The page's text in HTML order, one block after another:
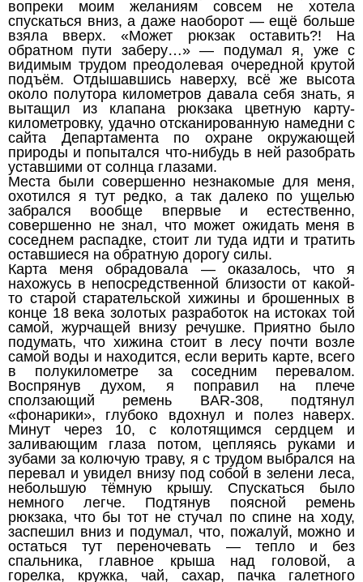
вопреки моим желаниям совсем не хотела
спускаться вниз, а даже наоборот — ещё больше
взяла вверх. «Может рюкзак оставить?! На
обратном пути заберу…» — подумал я, уже с
видимым трудом преодолевая очередной крутой
подъём. Отдышавшись наверху, всё же высота
около полутора километров давала себя знать, я
вытащил из клапана рюкзака цветную карту-
километровку, удачно отсканированную намедни с
сайта Департамента по охране окружающей
природы и попытался что-нибудь в ней разобрать
уставшими от солнца глазами.
Места были совершенно незнакомые для меня,
охотился я тут редко, а так далеко по ущелью
забрался вообще впервые и естественно,
совершенно не знал, что может ожидать меня в
соседнем распадке, стоит ли туда идти и тратить
оставшиеся на обратную дорогу силы.
Карта меня обрадовала — оказалось, что я
нахожусь в непосредственной близости от какой-
то старой старательской хижины и брошенных в
конце 18 века золотых разработок на истоках той
самой, журчащей внизу речушке. Приятно было
подумать, что хижина стоит в лесу почти возле
самой воды и находится, если верить карте, всего
в полукилометре за соседним перевалом.
Воспрянув духом, я поправил на плече
сползающий ремень BAR-308, подтянул
«фонарики», глубоко вдохнул и полез наверх.
Минут через 10, с колотящимся сердцем и
заливающим глаза потом, цепляясь руками и
зубами за колючую траву, я с трудом выбрался на
перевал и увидел внизу под собой в зелени леса,
небольшую тёмную крышу. Спускаться было
немного легче. Подтянув поясной ремень
рюкзака, что бы тот не стучал по спине на ходу,
заспешил вниз и подумал, что, пожалуй, можно и
остаться тут переночевать — тепло и без
спальника, главное крыша над головой, а
горелка, кружка, чай, сахар, пачка галетного